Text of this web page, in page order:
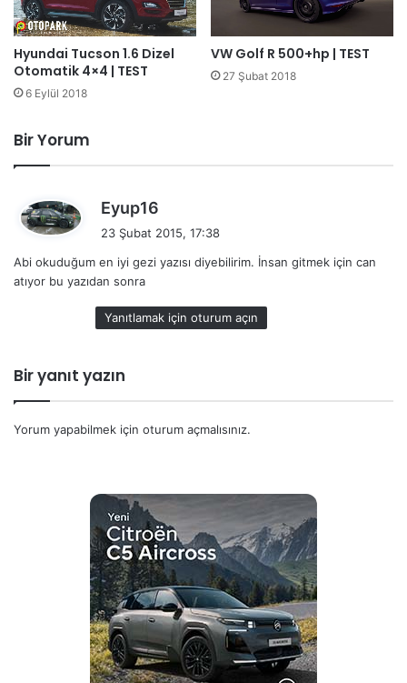
Hyundai Tucson 1.6 Dizel
Otomatik 4×4 | TEST
6 Eylül 2018
VW Golf R 500+hp | TEST
27 Şubat 2018
Bir Yorum
Eyup16
i
i
:
23 Şubat 2015, 17:38
Abi okuduğum en iyi gezi yazısı diyebilirim. İnsan gitmek için can
atıyor bu yazıdan sonra
Yanıtlamak için oturum açın
Bir yanıt yazın
Yorum yapabilmek için oturum açmalısınız.